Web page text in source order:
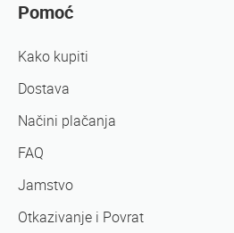
Pomoć
Kako kupiti
Dostava
Načini plačanja
FAQ
Jamstvo
Otkazivanje i Povrat